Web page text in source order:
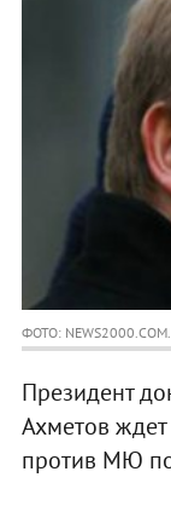
ФОТО:
Президент
Ахметов
против МЮ